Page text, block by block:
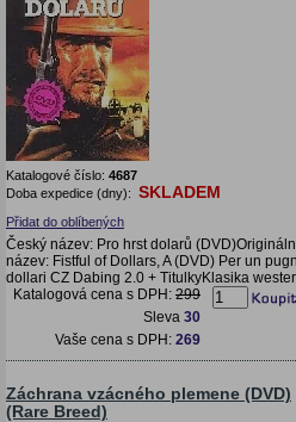
Katalogové číslo: 4687
Doba expedice (dny): SKLADEM
Přidat do oblíbených
Český název: Pro hrst dolarů
název: Fistful of Dollars, A (DVD) Per un
dollari CZ Dabing 2.0 + TitulkyKlasika
Katalogová cena s DPH: 299
Sleva 30
Vaše cena s DPH: 269
Záchrana vzácného plemene (DVD)
(Rare Breed)